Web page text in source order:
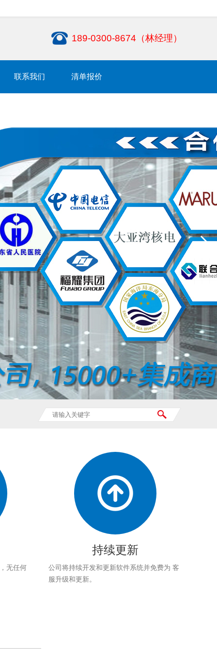
189-0300-8674（林经理）
联系我们 清单报价
无任何
持续更新
公司将持续开发和更新软件系统并免费为 客
服升级和更新。